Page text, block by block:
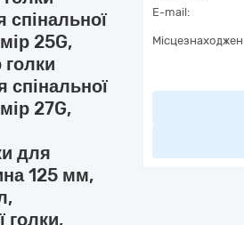
спінальної
25G,
спінальної
27G,
для
125 мм,
голки,
E-mail: